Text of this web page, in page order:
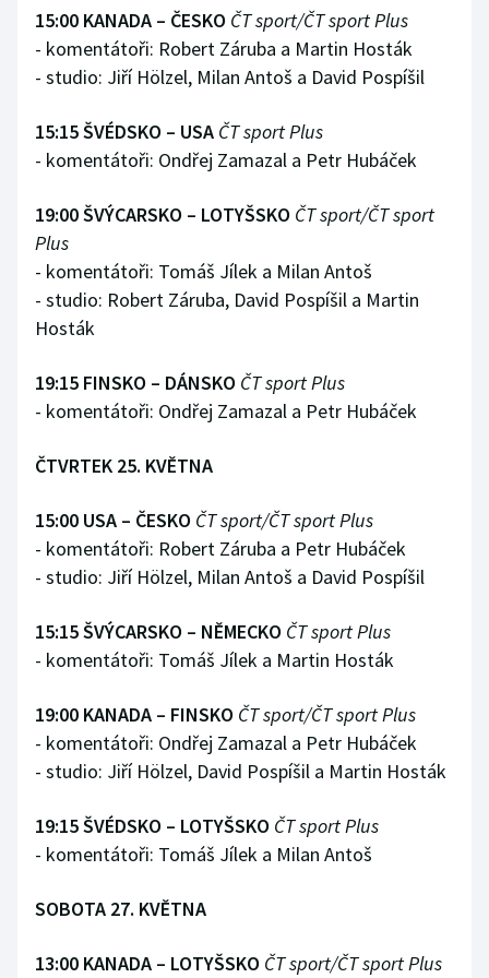
15:00 KANADA – ČESKO ČT sport/ČT sport Plus
- komentátoři: Robert Záruba a Martin Hosták
- studio: Jiří Hölzel, Milan Antoš a David Pospíšil
15:15 ŠVÉDSKO – USA ČT sport Plus
- komentátoři: Ondřej Zamazal a Petr Hubáček
19:00 ŠVÝCARSKO – LOTYŠSKO ČT sport/ČT sport
Plus
- komentátoři: Tomáš Jílek a Milan Antoš
- studio: Robert Záruba, David Pospíšil a Martin
Hosták
19:15 FINSKO – DÁNSKO ČT sport Plus
- komentátoři: Ondřej Zamazal a Petr Hubáček
ČTVRTEK 25. KVĚTNA
15:00 USA – ČESKO ČT sport/ČT sport Plus
- komentátoři: Robert Záruba a Petr Hubáček
- studio: Jiří Hölzel, Milan Antoš a David Pospíšil
15:15 ŠVÝCARSKO – NĚMECKO ČT sport Plus
- komentátoři: Tomáš Jílek a Martin Hosták
19:00 KANADA – FINSKO ČT sport/ČT sport Plus
- komentátoři: Ondřej Zamazal a Petr Hubáček
- studio: Jiří Hölzel, David Pospíšil a Martin Hosták
19:15 ŠVÉDSKO – LOTYŠSKO ČT sport Plus
- komentátoři: Tomáš Jílek a Milan Antoš
SOBOTA 27. KVĚTNA
13:00 KANADA – LOTYŠSKO ČT sport/ČT sport Plus